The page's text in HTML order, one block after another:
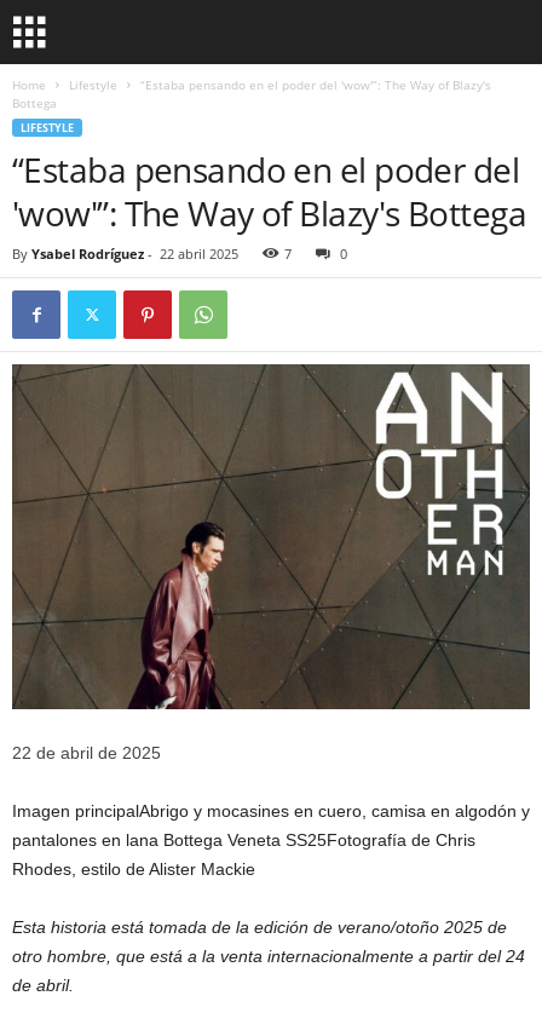
Home Lifestyle
“Estaba pensando en el poder del 'wow'”: The Way of Blazy's
Bottega
LIFESTYLE
“Estaba pensando en el poder del
'wow'”: The Way of Blazy's Bottega
By Ysabel Rodríguez - 22 abril 2025 7 0
22 de abril de 2025
Imagen principalAbrigo y mocasines en cuero, camisa en algodón y
pantalones en lana Bottega Veneta SS25Fotografía de Chris
Rhodes, estilo de Alister Mackie
Esta historia está tomada de la edición de verano/otoño 2025 de
otro hombre, que está a la venta internacionalmente a partir del 24
de abril.